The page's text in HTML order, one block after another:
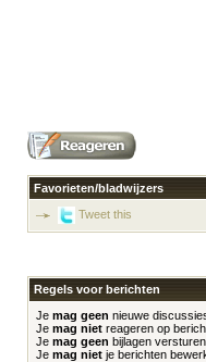
Favorieten/bladwijzers
Tweet this
Regels voor berichten
Je mag geen nieuwe
Je mag niet reageren op
Je mag geen bijlagen versturen
Je mag niet je berichten